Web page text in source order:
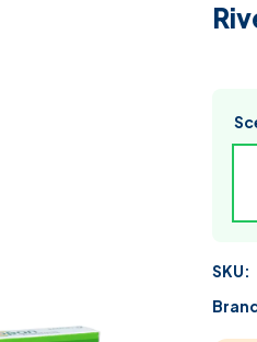
SKU: